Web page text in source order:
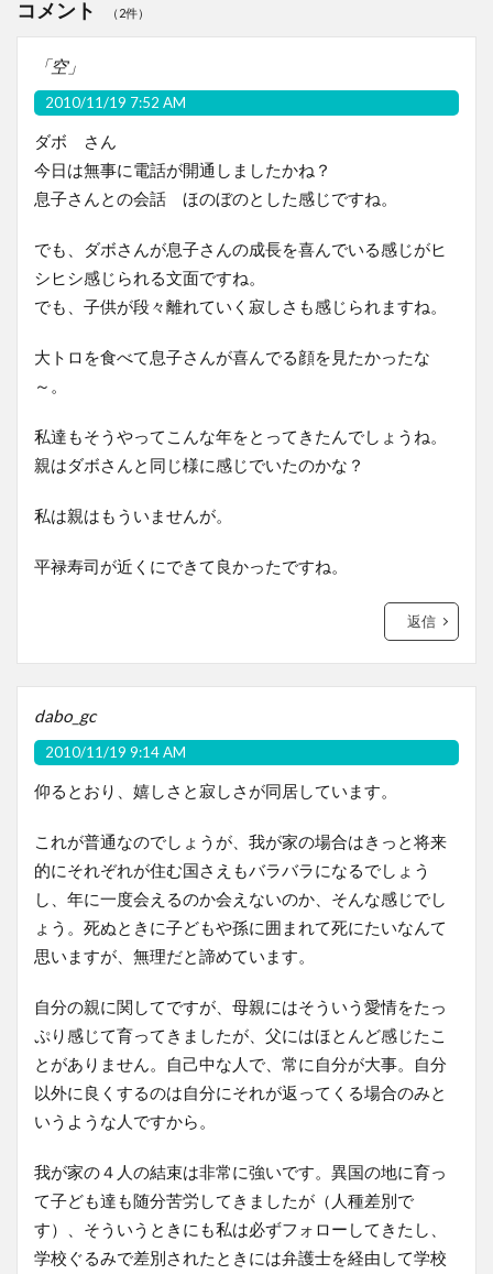
コメント （2件）
「空」
2010/11/19 7:52 AM
ダボ さん
今日は無事に電話が開通しましたかね？
息子さんとの会話 ほのぼのとした感じですね。
でも、ダボさんが息子さんの成長を喜んでいる感じがヒ
シヒシ感じられる文面ですね。
でも、子供が段々離れていく寂しさも感じられますね。
大トロを食べて息子さんが喜んでる顔を見たかったな
～。
私達もそうやってこんな年をとってきたんでしょうね。
親はダボさんと同じ様に感じでいたのかな？
私は親はもういませんが。
平禄寿司が近くにできて良かったですね。
返信
dabo_gc
2010/11/19 9:14 AM
仰るとおり、嬉しさと寂しさが同居しています。
これが普通なのでしょうが、我が家の場合はきっと将来
的にそれぞれが住む国さえもバラバラになるでしょう
し、年に一度会えるのか会えないのか、そんな感じでし
ょう。死ぬときに子どもや孫に囲まれて死にたいなんて
思いますが、無理だと諦めています。
自分の親に関してですが、母親にはそういう愛情をたっ
ぷり感じて育ってきましたが、父にはほとんど感じたこ
とがありません。自己中な人で、常に自分が大事。自分
以外に良くするのは自分にそれが返ってくる場合のみと
いうような人ですから。
我が家の４人の結束は非常に強いです。異国の地に育っ
て子ども達も随分苦労してきましたが（人種差別で
す）、そういうときにも私は必ずフォローしてきたし、
学校ぐるみで差別されたときには弁護士を経由して学校